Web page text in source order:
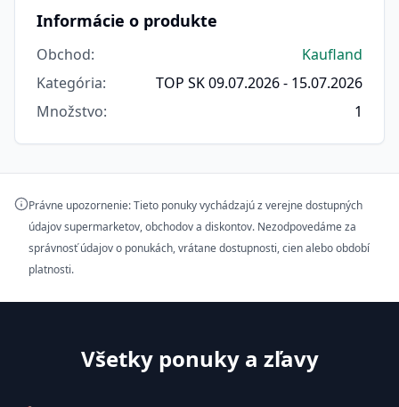
Informácie o produkte
Obchod:
Kaufland
Kategória:
TOP SK 09.07.2026 - 15.07.2026
Množstvo: 1
Právne upozornenie: Tieto ponuky vychádzajú z verejne dostupných
údajov supermarketov, obchodov a diskontov. Nezodpovedáme za
správnosť údajov o ponukách, vrátane dostupnosti, cien alebo období
platnosti.
Všetky ponuky a zľavy